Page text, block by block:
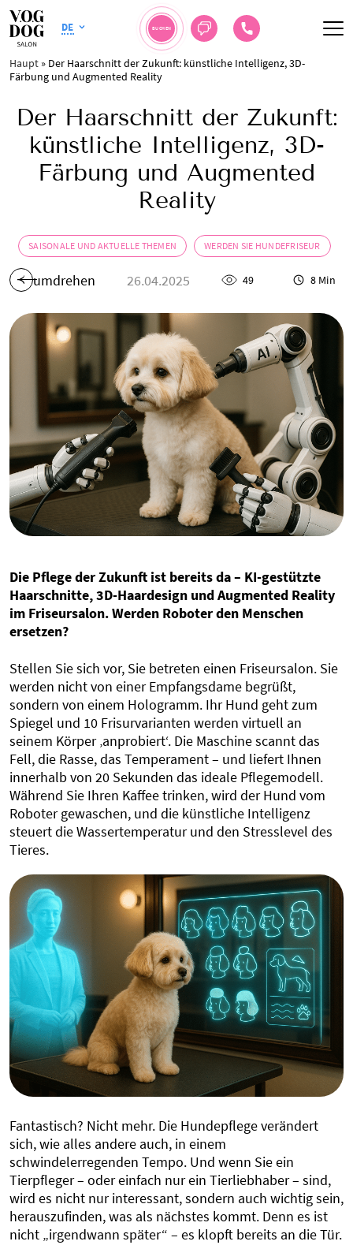
DE BUCHEN
Haupt » Der Haarschnitt der Zukunft: künstliche Intelligenz, 3D-
Färbung und Augmented Reality
Der Haarschnitt der Zukunft:
künstliche Intelligenz, 3D-
Färbung und Augmented
Reality
SAISONALE UND AKTUELLE THEMEN WERDEN SIE HUNDEFRISEUR
umdrehen 26.04.2025 49 8 Min
Die Pflege der Zukunft ist bereits da– KI-gestützte
Haarschnitte, 3D-Haardesign und Augmented Reality
im Friseursalon. Werden Roboter den Menschen
ersetzen?
Stellen Sie sich vor, Sie betreten einen Friseursalon. Sie
werden nicht von einer Empfangsdame begrüßt,
sondern von einem Hologramm. Ihr Hund geht zum
Spiegel und 10 Frisurvarianten werden virtuell an
seinem Körper ‚anprobiert‘. Die Maschine scannt das
Fell, die Rasse, das Temperament – und liefert Ihnen
innerhalb von 20 Sekunden das ideale Pflegemodell.
Während Sie Ihren Kaffee trinken, wird der Hund vom
Roboter gewaschen, und die künstliche Intelligenz
steuert die Wassertemperatur und den Stresslevel des
Tieres.
Fantastisch? Nicht mehr. Die Hundepflege verändert
sich, wie alles andere auch, in einem
schwindelerregenden Tempo. Und wenn Sie ein
Tierpfleger – oder einfach nur ein Tierliebhaber – sind,
wird es nicht nur interessant, sondern auch wichtig sein,
herauszufinden, was als nächstes kommt. Denn es ist
nicht „irgendwann später“ – es klopft bereits an die Tür.